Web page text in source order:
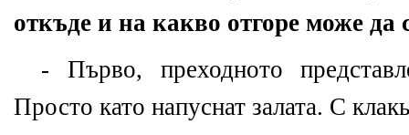
откъде и на какво отгоре може да
- Първо, преходното
Просто като напуснат залата. С